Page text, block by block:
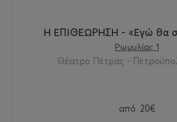
Η ΕΠΙΘΕΩΡΗΣΗ - «Εγώ θα
Ρωμυλίας 1
Θέατρο Πέτρας -
από 20€